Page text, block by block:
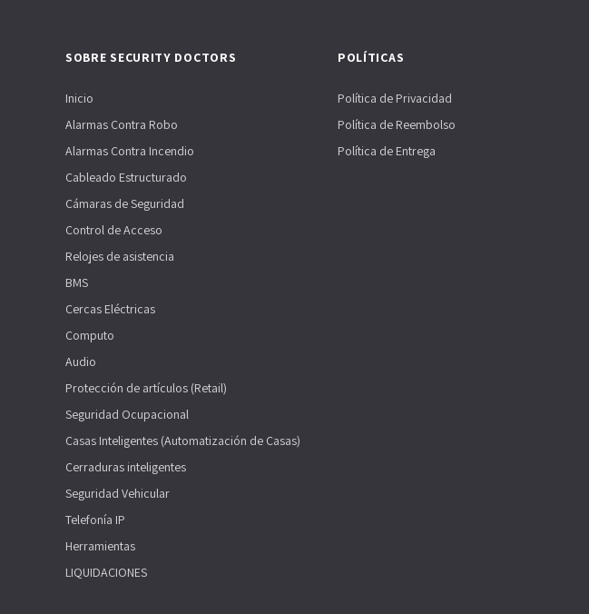
SOBRE SECURITY DOCTORS
Inicio
Alarmas Contra Robo
Alarmas Contra Incendio
Cableado Estructurado
Cámaras de Seguridad
Control de Acceso
Relojes de asistencia
BMS
Cercas Eléctricas
Computo
Audio
Protección de artículos (Retail)
Seguridad Ocupacional
Casas Inteligentes (Automatización de Casas)
Cerraduras inteligentes
Seguridad Vehicular
Telefonía IP
Herramientas
LIQUIDACIONES
POLÍTICAS
Política de Privacidad
Política de Reembolso
Política de Entrega